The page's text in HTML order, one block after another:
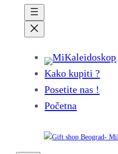
Kako kupiti ?
Posetite nas !
Početna